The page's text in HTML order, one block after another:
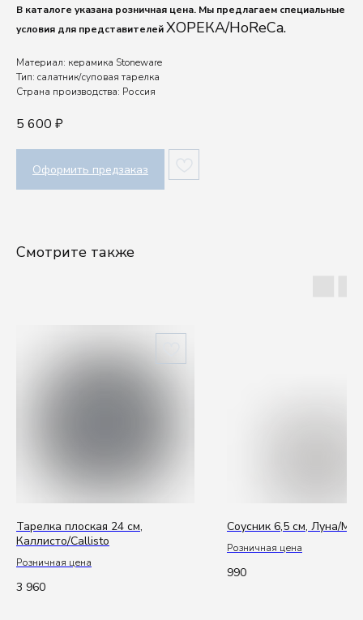
5 600 ₽
Оформить предзаказ
В каталоге указана розничная цена. Мы предлагаем специальные
условия для представителейХОРЕКА/HoReCa.
Материал: керамика Stoneware
Тип: cалатник/суповая тарелка
Страна производства: Россия
Смотрите также
Тарелка плоская 24 см,
Каллисто/Callisto
Розничная цена
3 960
Соусник 6,5 см, Луна/
Розничная цена
990
Для въезда на территорию нужно заранее
сообщить данные авто. Для заказа пропуска.